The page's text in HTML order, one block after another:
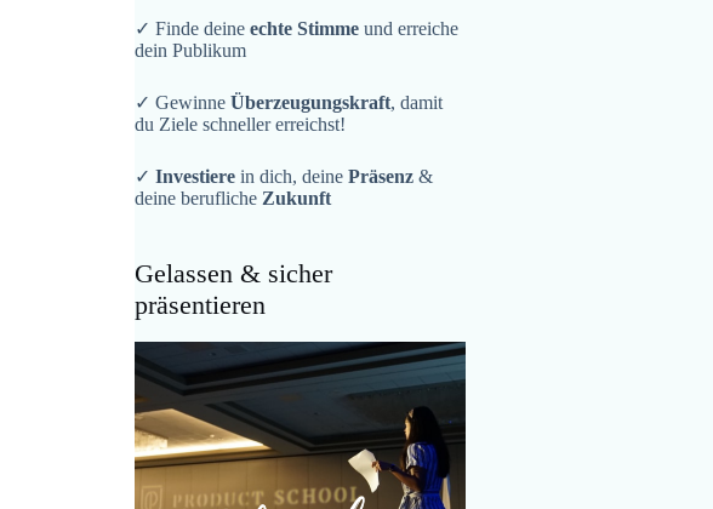
✓ Finde deineechte Stimme und erreiche
dein Publikum
✓ GewinneÜberzeugungskraft, damit
du Ziele schneller erreichst!
✓Investiere in dich, deinePräsenz &
deine berufliche Zukunft
Gelassen & sicher
präsentieren